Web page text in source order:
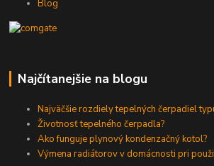
Blog
Najčítanejšie na blogu
Najväčšie rozdiely tepelných čerpadiel
Životnosť tepelného čerpadla?
Ako funguje plynový kondenzačný kotol?
Výmena radiátorov v domácnosti pri